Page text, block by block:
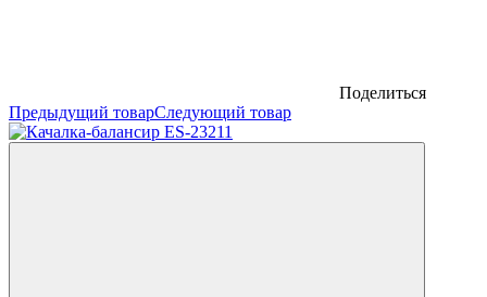
Поделиться
Предыдущий товарСледующий товар